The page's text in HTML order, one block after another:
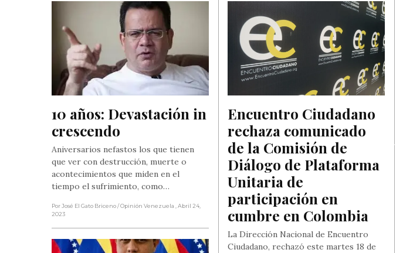
10 años: Devastación in
crescendo
Aniversarios nefastos los que tienen
que ver con destrucción, muerte o
acontecimientos que miden en el
tiempo el sufrimiento, como…
Por José El Gato Briceno/ Opinión Venezuela
, Abril 24,
2023
Encuentro Ciudadano
rechaza comunicado
de la Comisión de
Diálogo de Plataforma
Unitaria de
participación en
cumbre en Colombia
La Dirección Nacional de Encuentro
Ciudadano, rechazó este martes 18 de